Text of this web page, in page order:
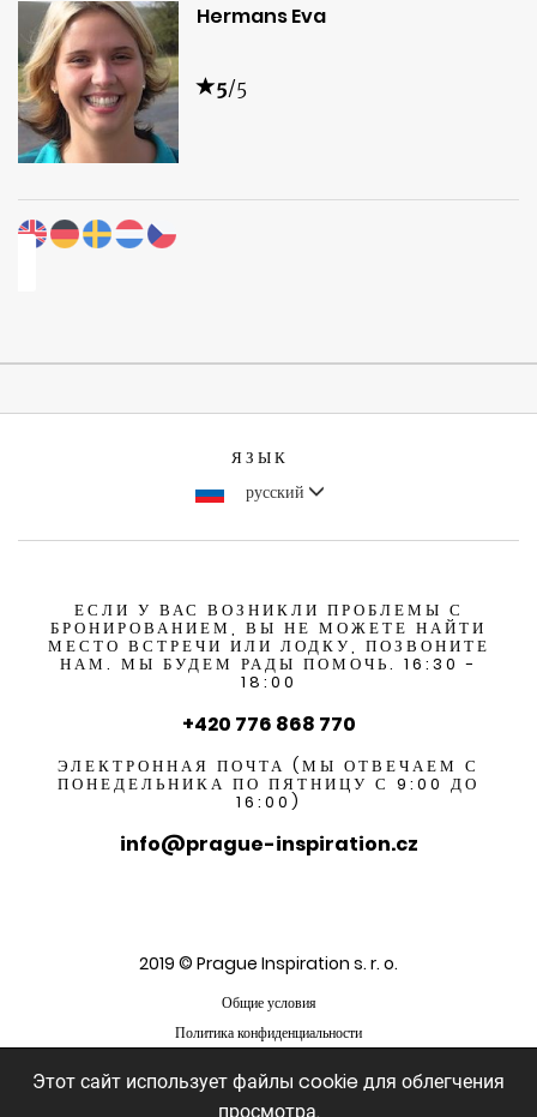
Hermans Eva
5/5
ЯЗЫК
русский
ЕСЛИ У ВАС ВОЗНИКЛИ ПРОБЛЕМЫ С
БРОНИРОВАНИЕМ, ВЫ НЕ МОЖЕТЕ НАЙТИ
МЕСТО ВСТРЕЧИ ИЛИ ЛОДКУ, ПОЗВОНИТЕ
НАМ. МЫ БУДЕМ РАДЫ ПОМОЧЬ. 16:30 -
18:00
+420 776 868 770
ЭЛЕКТРОННАЯ ПОЧТА (МЫ ОТВЕЧАЕМ С
ПОНЕДЕЛЬНИКА ПО ПЯТНИЦУ С 9:00 ДО
16:00)
info@prague-inspiration.cz
2019 © Prague Inspiration s. r. o.
Общие условия
Политика конфиденциальности
Этот сайт использует файлы cookie для облегчения
просмотра.